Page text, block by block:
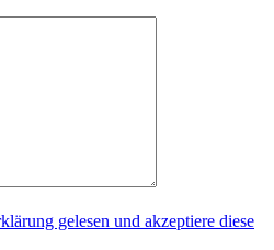
gelesen und akzeptiere diese